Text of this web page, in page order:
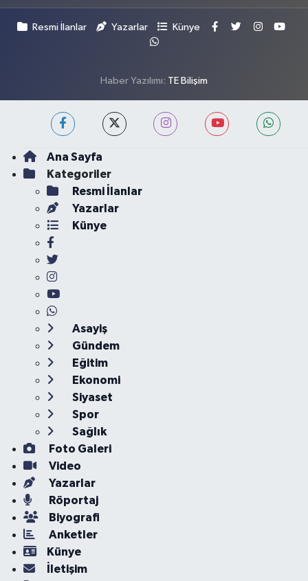
Resmi İlanlar Yazarlar Künye
Haber Yazılımı: TE Bilişim
Ana Sayfa
Kategoriler
Resmi İlanlar
Yazarlar
Künye
Asayiş
Gündem
Eğitim
Ekonomi
Siyaset
Spor
Sağlık
Foto Galeri
Video
Yazarlar
Röportaj
Biyografi
Anketler
Künye
İletişim